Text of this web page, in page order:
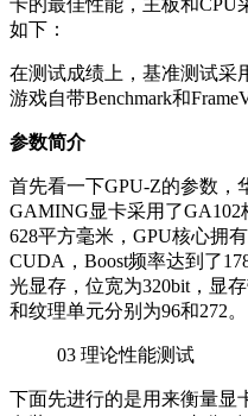
卡的最佳性能，主板和CPU
如下：
在测试成绩上，基准测试采
游戏自带Benchmark和
参数简介
首先看一下GPU-Z的参数，
GAMING显卡采用了GA102
628平方毫米，GPU核心拥
CUDA，Boost频率达到了
光显存，位宽为320bit，显
和纹理单元分别为96和272。
03 理论性能测试
下面先进行的是用来衡量显